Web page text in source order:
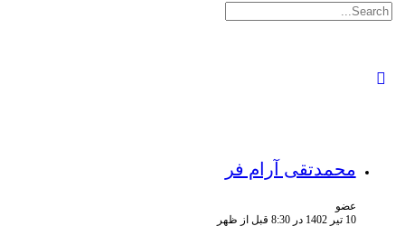
جستجوی:
محمدتقی آرام فر
عضو
10 تیر 1402 در 8:30 قبل از ظهر